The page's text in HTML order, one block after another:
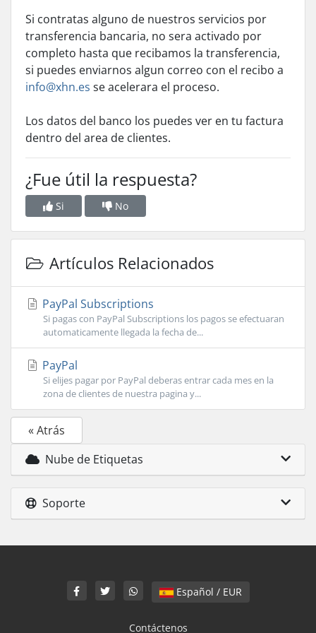
Si contratas alguno de nuestros servicios por
transferencia bancaria, no sera activado por
completo hasta que recibamos la transferencia,
si puedes enviarnos algun correo con el recibo a
info@xhn.es se acelerara el proceso.
Los datos del banco los puedes ver en tu factura
dentro del area de clientes.
¿Fue útil la respuesta?
Si No
Artículos Relacionados
PayPal Subscriptions
Si pagas con PayPal Subscriptions los pagos se efectuaran
automaticamente llegada la fecha de...
PayPal
Si elijes pagar por PayPal deberas entrar cada mes en la
zona de clientes de nuestra pagina y...
« Atrás
Nube de Etiquetas
Soporte
Español / EUR
Contáctenos